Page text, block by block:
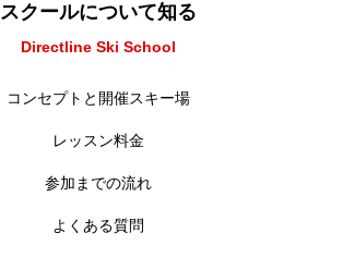
スクールについて知る
Directline Ski School
コンセプトと開催スキー場
レッスン料金
参加までの流れ
よくある質問